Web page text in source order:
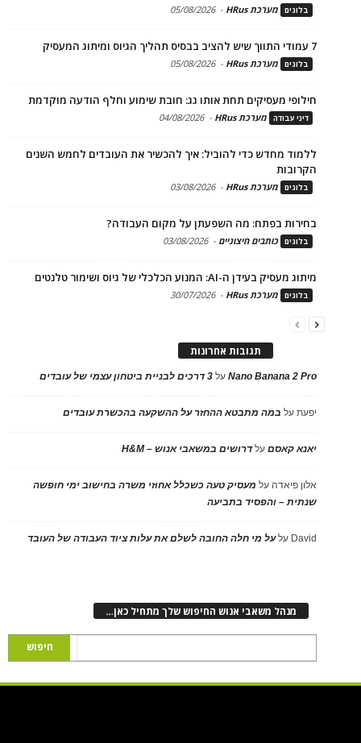
בלוגים מערכת HRus -
05/08/2026
7 עמודי התווך שיש להציב בבסיס תהליך הגיוס ומיתוג המעסיק
בלוגים מערכת HRus -
05/08/2026
חילופי מעסיקים תחת אותו גג: חובת שימוע וחלף הודעה מוקדמת
דיני עבודה מערכת HRus -
04/08/2026
ללמוד מחדש כדי להוביל: איך להכשיר את העובדים לחמש השנים
הקרובות
בלוגים מערכת HRus -
03/08/2026
בחירות בפתח: מה השפעתן על מקום העבודה?
בלוגים כותבים חיצוניים -
03/08/2026
מיתוג מעסיק בעידן ה-AI: המנוע הכלכלי של גיוס ושימור טלנטים
בלוגים מערכת HRus -
30/07/2026
תגובות אחרונות
Nano Banana 2 Proעל 3 דרכים לבניית ביטחון עצמי של עובדים
יפעתעל במה מתבטא ההחזר על ההשקעה בהכשרת עובדים
יאנא קאסםעלדרושים במשאבי אנוש – H&M
אלון פיאדה על מעסיק טעה כשכלל אחוזי משרה בחישוב ימי חופשה
שנתית – והפסיד בתביעה
David עלעל מי חלה החובה לשלם את עלות ציוד העבודה של העובד
מנהל משאבי אנוש החיפוש שלך מתחיל כאן…